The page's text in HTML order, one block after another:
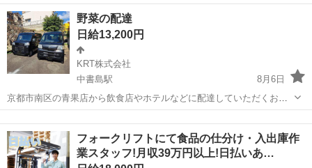
クリフト資格が活かせる！ 実務未経験OKなので経験を積みたい方に
ピッタリ！ ◎クレーン・玉掛けの資格・経験がある方歓迎！ ＜具体的
には…＞ ＊出荷補助 ＊...
京都 福知山市 石原駅
野菜の配達
日給13,200円
KRT株式会社
中書島駅
8月6日
京都市南区の青果店から飲食店やホテルなどに配達していただくお仕
事です。 朝は6時～ピッキング８時頃から配達に出かけます お昼の2時
には終了です。 朝早いのは大丈夫と言う方はどうかよろしくお願いい
たします。 軽四輪での配達にな...フォークリフトにて食品の仕分け・入出庫作
業スタッフ!月収39万円以上!日払いあ…